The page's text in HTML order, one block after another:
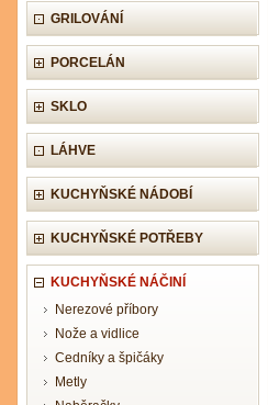
GRILOVÁNÍ
PORCELÁN
SKLO
LÁHVE
KUCHYŇSKÉ NÁDOBÍ
KUCHYŇSKÉ POTŘEBY
KUCHYŇSKÉ NÁČINÍ
Nerezové příbory
Nože a vidlice
Cedníky a špičáky
Metly